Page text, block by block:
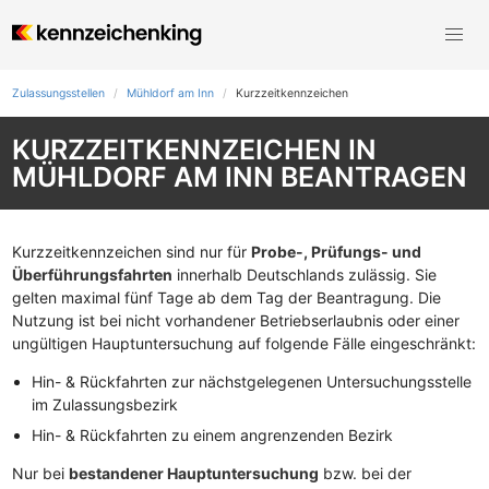
Zulassungsstellen Mühldorf am Inn Kurzzeit­kennzeichen
KURZZEITKENNZEICHEN IN
MÜHLDORF AM INN BEANTRAGEN
Kurzzeitkennzeichen sind nur für Probe-, Prüfungs- und
Überführungsfahrten innerhalb Deutschlands zulässig. Sie
gelten maximal fünf Tage ab dem Tag der Beantragung. Die
Nutzung ist bei nicht vorhandener Betriebserlaubnis oder einer
ungültigen Hauptuntersuchung auf folgende Fälle eingeschränkt:
Hin- & Rückfahrten zur nächstgelegenen Untersuchungsstelle
im Zulassungsbezirk
Hin- & Rückfahrten zu einem angrenzenden Bezirk
Nur bei bestandener Hauptuntersuchung bzw. bei der